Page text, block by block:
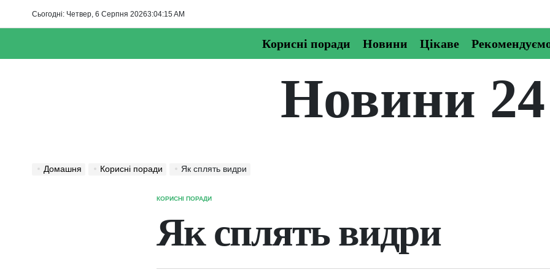
Сьогодні: Четвер, 6 Серпня 20263:04:16AM
Корисні поради Новини Цікаве
Новини 24
Домашня Корисні поради Як сплять видри
ОПУБЛІКУВАТИ
КОРИСНІ ПОРАДИ
Як сплять видри